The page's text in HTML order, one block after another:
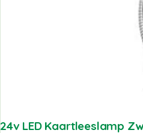
24v LED Kaartleeslamp